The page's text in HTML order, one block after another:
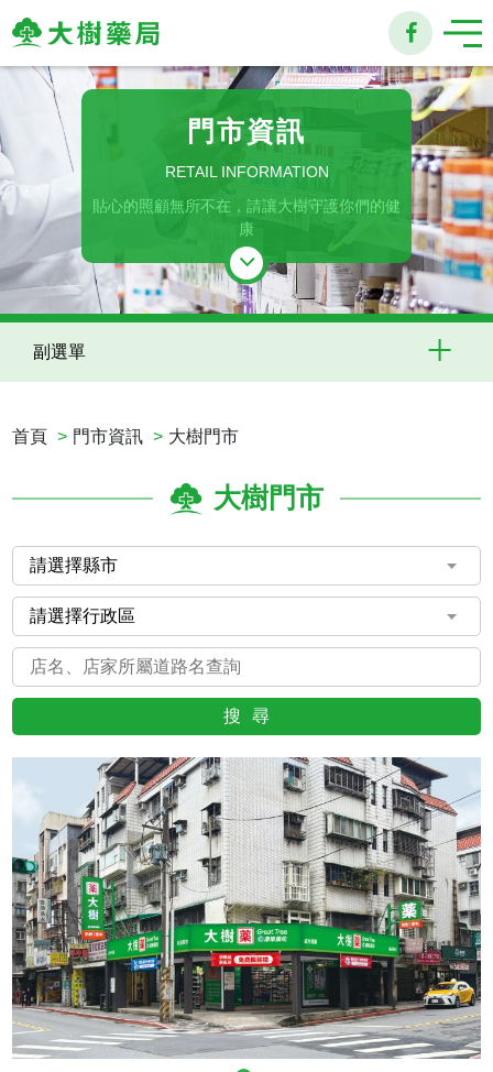
大
樹
連
鎖
藥
局
門市資訊
RETAIL INFORMATION
貼心的照顧無所不在，請讓大樹守護你們的健
康
副選單
首頁 門市資訊 大樹門市
大樹門市
搜尋